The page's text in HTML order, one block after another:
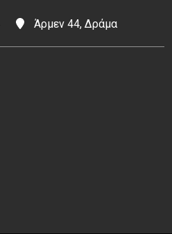
Άρμεν 44, Δράμα